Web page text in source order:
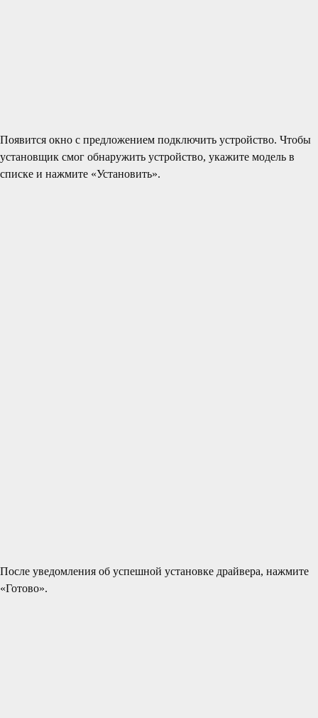
Появится окно с предложением подключить устройство. Чтобы
установщик смог обнаружить устройство, укажите модель в
списке и нажмите «Установить».
После уведомления об успешной установке драйвера, нажмите
«Готово».